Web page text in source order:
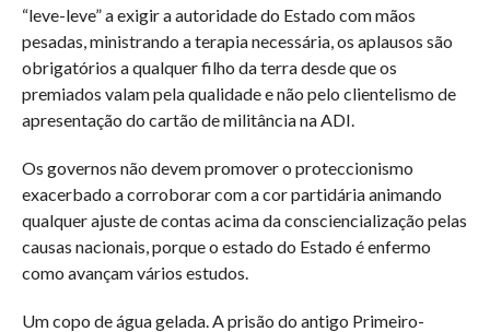
“leve-leve” a exigir a autoridade do Estado com mãos
pesadas, ministrando a terapia necessária, os aplausos são
obrigatórios a qualquer filho da terra desde que os
premiados valam pela qualidade e não pelo clientelismo de
apresentação do cartão de militância na ADI.
Os governos não devem promover o proteccionismo
exacerbado a corroborar com a cor partidária animando
qualquer ajuste de contas acima da consciencialização pelas
causas nacionais, porque o estado do Estado é enfermo
como avançam vários estudos.
Um copo de água gelada. A prisão do antigo Primeiro-